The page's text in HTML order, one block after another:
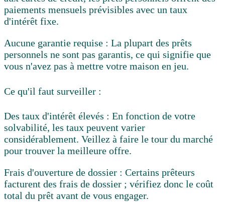
paiements mensuels prévisibles avec un taux
d'intérêt fixe.
Aucune garantie requise : La plupart des prêts
personnels ne sont pas garantis, ce qui signifie que
vous n'avez pas à mettre votre maison en jeu.
Ce qu'il faut surveiller :
Des taux d'intérêt élevés : En fonction de votre
solvabilité, les taux peuvent varier
considérablement. Veillez à faire le tour du marché
pour trouver la meilleure offre.
Frais d'ouverture de dossier : Certains prêteurs
facturent des frais de dossier ; vérifiez donc le coût
total du prêt avant de vous engager.